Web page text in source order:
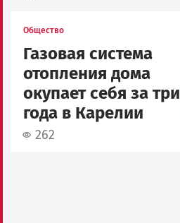
Общество
Газовая система
отопления дома
окупает себя за три
года в Карелии
262